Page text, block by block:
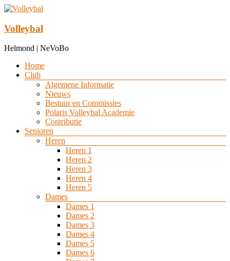
Ga
de
inhoud
Volleybal
Helmond | NeVoBo
Menu
Home
Club
Algemene Informatie
Nieuws
Bestuur en Commissies
Polaris Volleybal Academie
Contributie
Senioren
Heren
Heren 1
Heren 2
Heren 3
Heren 4
Heren 5
Dames
Dames 1
Dames 2
Dames 3
Dames 4
Dames 5
Dames 6